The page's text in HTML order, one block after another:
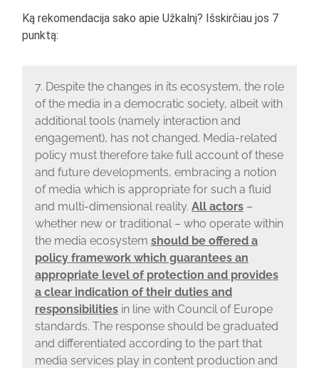
Ką rekomendacija sako apie Užkalnį? Išskirčiau jos 7
punktą:
7. Despite the changes in its ecosystem, the role
of the media in a democratic society, albeit with
additional tools (namely interaction and
engagement), has not changed. Media-related
policy must therefore take full account of these
and future developments, embracing a notion
of media which is appropriate for such a fluid
and multi-dimensional reality. All actors–
whether new or traditional – who operate within
the media ecosystem should be offered a
policy framework which guarantees an
appropriate level of protection and provides
a clear indication of their duties and
responsibilitiesin line with Council of Europe
standards. The response should be graduated
and differentiated according to the part that
media services play in content production and